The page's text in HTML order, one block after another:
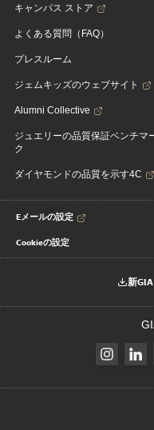
キャンパス ストア
よくある質問（FAQ）
プレスルーム
ジェムキッズのウェブサイト
Alumni Collective
ジュエリーの品質保証ベンチマ
ク
ダイヤモンドの品質を示す4C
Eメールの設定
Cookieの設定
新